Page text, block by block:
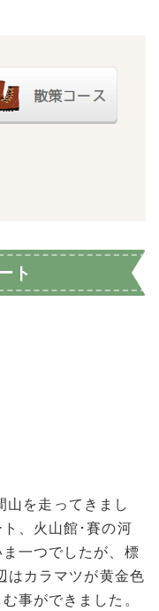
ト
を走ってきまし
、火山館･賽の河
一つでしたが、標
はカラマツが黄金色
事ができました。